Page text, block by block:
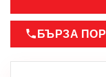
БЪРЗА